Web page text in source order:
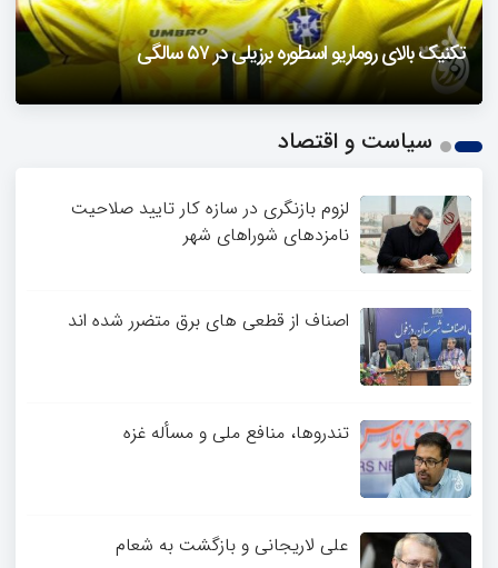
تکنیک بالای روماریو اسطوره برزیلی در ۵۷ سالگی
فیلمی از یک خواننده زن در توئیتر ضرغامی جنجالی شد
حمله تند مصطفی کواکبیان به مجری جنجالی صدا و سیما
دزفول را باید دید
2
سیاست و اقتصاد
لزوم بازنگری در سازه کار تایید صلاحیت
نامزدهای شوراهای شهر
اصناف از قطعی های برق متضرر شده اند
تندروها، منافع ملی و مسأله غزه
علی لاریجانی و بازگشت به شعام